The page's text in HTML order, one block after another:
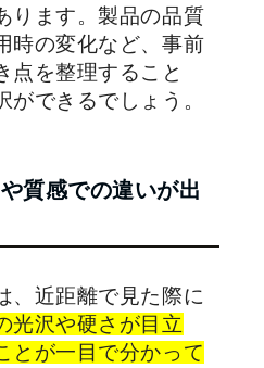
ります。製品の品質
時の変化など、事前
点を整理すること
できるでしょう。
質感での違いが出
、近距離で見た際に
光沢や硬さが目立
とが一目で分かって